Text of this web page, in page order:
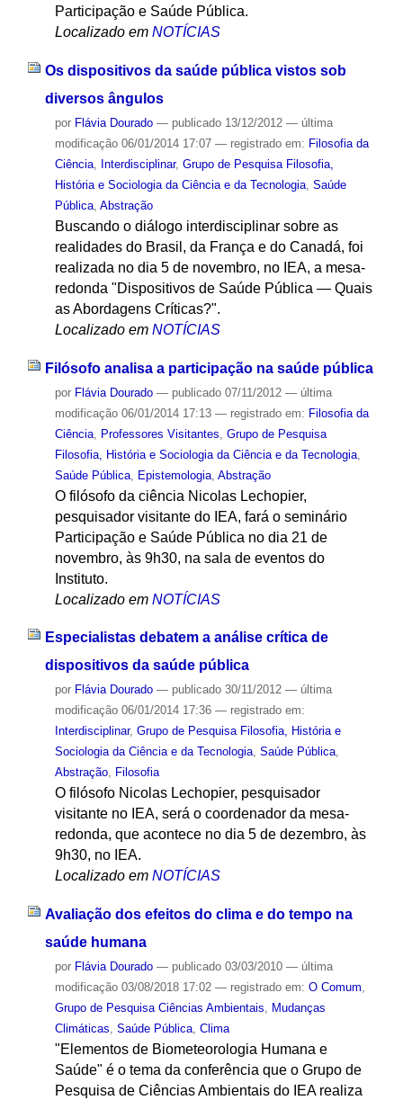
Participação e Saúde Pública.
Localizado em NOTÍCIAS
Os dispositivos da saúde pública vistos sob
diversos ângulos
por Flávia Dourado — publicado13/12/2012 — última
modificação06/01/2014 17:07 — registrado em: Filosofia da
Ciência, Interdisciplinar, Grupo de Pesquisa Filosofia,
História e Sociologia da Ciência e da Tecnologia, Saúde
Pública, Abstração
Buscando o diálogo interdisciplinar sobre as
realidades do Brasil, da França e do Canadá, foi
realizada no dia 5 de novembro, no IEA, a mesa-
redonda "Dispositivos de Saúde Pública — Quais
as Abordagens Críticas?".
Localizado em NOTÍCIAS
Filósofo analisa a participação na saúde pública
por Flávia Dourado — publicado07/11/2012 — última
modificação06/01/2014 17:13 — registrado em: Filosofia da
Ciência, Professores Visitantes Grupo de Pesquisa
Filosofia, História e Sociologia da Ciência e da Tecnologia,
Saúde Pública, Epistemologia, Abstração
O filósofo da ciência Nicolas Lechopier,
pesquisador visitante do IEA, fará o seminário
Participação e Saúde Pública no dia 21 de
novembro, às 9h30, na sala de eventos do
Instituto.
Localizado em NOTÍCIAS
Especialistas debatem a análise crítica de
dispositivos da saúde pública
por Flávia Dourado — publicado30/11/2012 — última
modificação06/01/2014 17:36 — registrado em:
Interdisciplinar, Grupo de Pesquisa Filosofia, História e
Sociologia da Ciência e da Tecnologia, Saúde Pública,
Abstração, Filosofia
O filósofo Nicolas Lechopier, pesquisador
visitante no IEA, será o coordenador da mesa-
redonda, que acontece no dia 5 de dezembro, às
9h30, no IEA.
Localizado em NOTÍCIAS
Avaliação dos efeitos do clima e do tempo na
saúde humana
por Flávia Dourado — publicado03/03/2010 — última
modificação03/08/2018 17:02 — registrado em: O Comum,
Grupo de Pesquisa Ciências Ambientais, Mudanças
Climáticas, Saúde Pública, Clima
"Elementos de Biometeorologia Humana e
Saúde" é o tema da conferência que o Grupo de
Pesquisa de Ciências Ambientais do IEA realiza